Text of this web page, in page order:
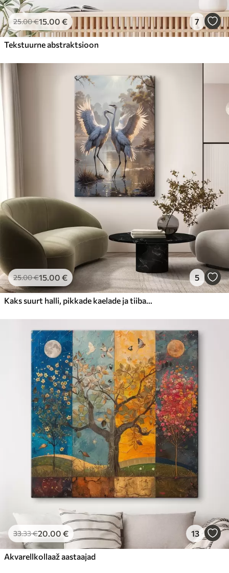
25.00€15.00 € 7
Tekstuurne abstraktsioon
25.00€15.00 € 5
Kaks suurt halli, pikkade kaelade ja tiibadega kraanat, mis seisavad puudest ümbritsetud udujärves
33.33€20.00 € 13
Akvarellkollaaž aastaajad